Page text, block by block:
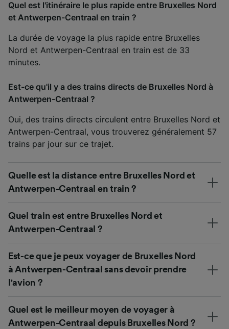
Quel est l'itinéraire le plus rapide entre Bruxelles Nord
et Antwerpen-Centraal en train ?
La durée de voyage la plus rapide entre Bruxelles
Nord et Antwerpen-Centraal en train est de 33
minutes.
Est-ce qu'il y a des trains directs de Bruxelles Nord à
Antwerpen-Centraal ?
Oui, des trains directs circulent entre Bruxelles Nord et
Antwerpen-Centraal, vous trouverez généralement 57
trains par jour sur ce trajet.
Quelle est la distance entre Bruxelles Nord et
Antwerpen-Centraal en train ?
Quel train est entre Bruxelles Nord et
Antwerpen-Centraal ?
Est-ce que je peux voyager de Bruxelles Nord
à Antwerpen-Centraal sans devoir prendre
l'avion ?
Quel est le meilleur moyen de voyager à
Antwerpen-Centraal depuis Bruxelles Nord ?